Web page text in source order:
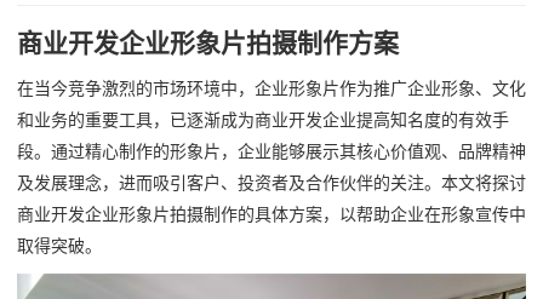
商业开发企业形象片拍摄制作方案
在当今竞争激烈的市场环境中，企业形象片作为推广企业形象、文化
和业务的重要工具，已逐渐成为商业开发企业提高知名度的有效手
段。通过精心制作的形象片，企业能够展示其核心价值观、品牌精神
及发展理念，进而吸引客户、投资者及合作伙伴的关注。本文将探讨
商业开发企业形象片拍摄制作的具体方案，以帮助企业在形象宣传中
取得突破。